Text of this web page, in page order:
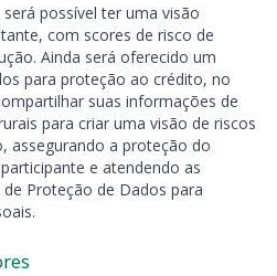
possível ter uma visão
com scores de risco de
Ainda será oferecido um
para proteção ao crédito, no
suas informações de
para criar uma visão de riscos
assegurando a proteção do
e atendendo as
Proteção de Dados para